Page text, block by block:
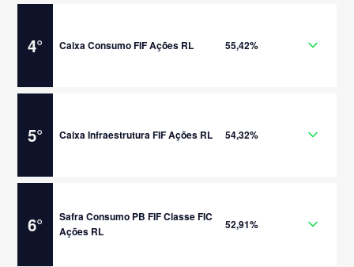
4° Caixa Consumo FIF Ações RL 55,42%
5° Caixa Infraestrutura FIF Ações RL 54,32%
6°
Safra Consumo PB FIF Classe FIC
Ações RL
52,91%